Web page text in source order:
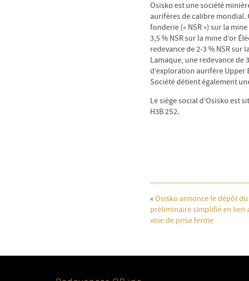
Osisko est une société
aurifères de calibre mondial.
fonderie (« NSR ») sur la
3,5 % NSR sur la mine d’or
redevance de 2-3 % NSR sur
Lamaque, une redevance de
d’exploration aurifère Upper
Société détient également
Le siège social d’Osisko est
H3B 2S2.
« Osisko annonce le dépôt
préliminaire simplifié en lien
voie de prise ferme